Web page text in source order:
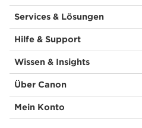
Services & Lösungen
Hilfe & Support
Wissen & Insights
Über Canon
Mein Konto